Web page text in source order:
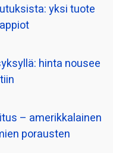
yksi tuote
hinta nousee
– amerikkalainen
porausten